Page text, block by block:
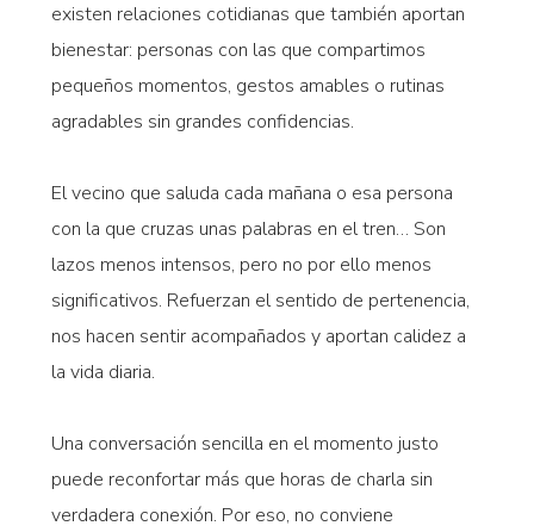
existen relaciones cotidianas que también aportan
bienestar: personas con las que compartimos
pequeños momentos, gestos amables o rutinas
agradables sin grandes confidencias.
El vecino que saluda cada mañana o esa persona
con la que cruzas unas palabras en el tren… Son
lazos menos intensos, pero no por ello menos
significativos. Refuerzan el sentido de pertenencia,
nos hacen sentir acompañados y aportan calidez a
la vida diaria.
Una conversación sencilla en el momento justo
puede reconfortar más que horas de charla sin
verdadera conexión. Por eso, no conviene